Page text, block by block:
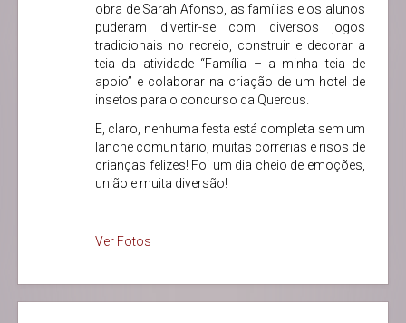
obra de Sarah Afonso, as famílias e os alunos
puderam divertir-se com diversos jogos
tradicionais no recreio, construir e decorar a
teia da atividade “Família – a minha teia de
apoio” e colaborar na criação de um hotel de
insetos para o concurso da Quercus.
E, claro, nenhuma festa está completa sem um
lanche comunitário, muitas correrias e risos de
crianças felizes! Foi um dia cheio de emoções,
união e muita diversão!
Ver Fotos